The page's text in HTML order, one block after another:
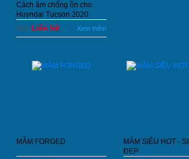
Cách âm chống ồn cho
Huyndai Tucson 2020
Giá: Liên hệ Xem thêm
MÂM FORGED
MÂM SIÊU HOT -
ĐẸP